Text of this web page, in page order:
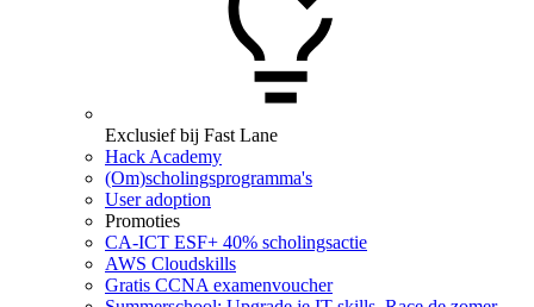
Exclusief bij Fast Lane
Hack Academy
(Om)scholingsprogramma's
User adoption
Promoties
CA‑ICT ESF+ 40% scholingsactie
AWS Cloudskills
Gratis CCNA examenvoucher